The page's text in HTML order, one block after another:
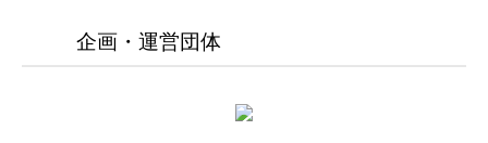
企画・運営団体